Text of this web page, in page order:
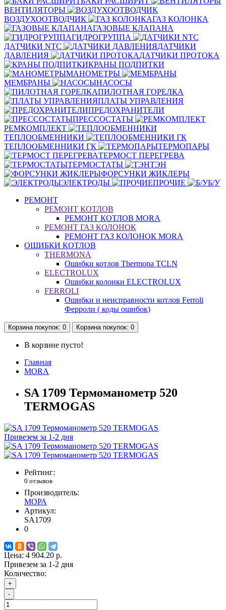
ВЕНТИЛЯТОРЫ
ВОЗДУХООТВОДЧИК
ГАЗ КОЛОНКА
ГАЗОВЫЕ КЛАПАНА
ГИДРОГРУППА
ДАТЧИКИ NTC
ДАТЧИКИ
ДАВЛЕНИЯ
ДАТЧИКИ ПРОТОКА
КРАНЫ ПОДПИТКИ
МАНОМЕТРЫ
МЕМБРАНЫ
НАСОСЫ
ПИЛОТНАЯ ГОРЕЛКА
ПЛАТЫ УПРАВЛЕНИЯ
ПРЕДОХРАНИТЕЛИ
ПРЕССОСТАТЫ
РЕМКОМПЛЕКТ
ТЕПЛООБМЕННИКИ
ТЕПЛООБМЕННИКИ ГК
ТЕРМОПАРЫ
ТЕРМОСТ ПЕРЕГРЕВА
ТЕРМОСТАТЫ
ТЭН
ФОРСУНКИ ЖИКЛЕРЫ
ЭЛЕКТРОДЫ
ПРОЧИЕ
Б/У
РЕМОНТ
РЕМОНТ КОТЛОВ
РЕМОНТ КОТЛОВ MORA
РЕМОНТ ГАЗ КОЛОНОК
РЕМОНТ ГАЗ КОЛОНОК MORA
ОШИБКИ КОТЛОВ
THERMONA
Ошибки котлов Thermona TCLN
ELECTROLUX
Ошибки колонки ELECTROLUX
FERROLI
Ошибки и неисправности котлов Ferroli
Ферроли ( коды ошибок)
Корзинапокупок: 0 Корзинапокупок: 0
В корзине пусто!
Главная
MORA
SA 1709 Термоманометр 520
TERMOGAS
Привезем за 1-2 дня
Рейтинг:
0 отзывов
Производитель:
МОРА
Артикул:
SA1709
0
Цена: 4 904.20 р.
Привезем за 1-2 дня
Количество:
+
-